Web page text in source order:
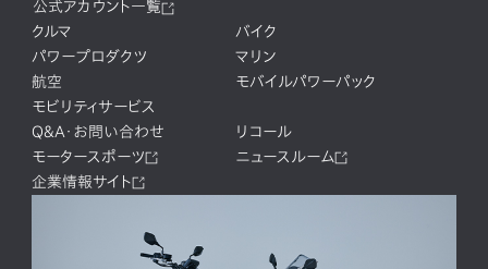
公式アカウント一覧
クルマ
バイク
パワープロダクツ
マリン
航空
モバイルパワーパック
モビリティサービス
Q&A・お問い合わせ
リコール
モータースポーツ
ニュースルーム
企業情報サイト